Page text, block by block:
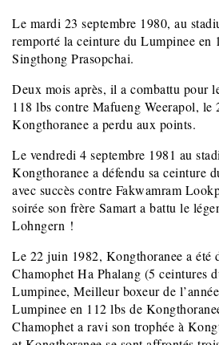
Le mardi 23 septembre 1980, au
remporté la ceinture du Lumpinee en
Singthong Prasopchai.
Deux mois après, il a combattu pour
118 lbs contre Mafueng Weerapol, le
Kongthoranee a perdu aux points.
Le vendredi 4 septembre 1981 au
Kongthoranee a défendu sa ceinture
avec succès contre Fakwamram
soirée son frère Samart a battu le
Lohngern !
Le 22 juin 1982, Kongthoranee a été
Chamophet Ha Phalang (5 ceintures
Lumpinee, Meilleur boxeur de
Lumpinee en 112 lbs de
Chamophet a ravi son trophée à